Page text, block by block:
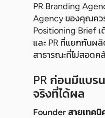
PR Branding
Agency ของคุณคว
Positioning Brief
และ PR ที่แยกกันผลิ
สาธารณะที่ไม่สอดค
PR ก่อนมีแบ
จริงที่ได้ผล
Founder สายเทค